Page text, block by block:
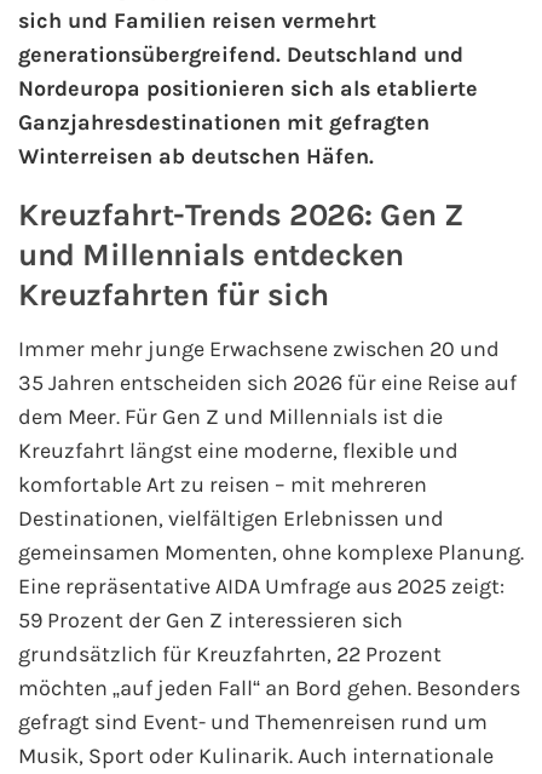
AIDA Kanaren & Madeira
AIDA Nordeuropa
AIDA Westeuropa
AIDA Ostsee
AIDA Orient
AIDA Adria
AIDA Nordamerika
AIDA Südostasien
AIDA Weltreisen
Alle AIDA Häfen
Mein Schiff Reiseziele
sich und Familien reisen vermehrt
generationsübergreifend. Deutschland und
Nordeuropa positionieren sich als etablierte
Ganzjahresdestinationen mit gefragten
Winterreisen ab deutschen Häfen.
Kreuzfahrt-Trends 2026: Gen Z
und Millennials entdecken
Kreuzfahrten für sich
Immer mehr junge Erwachsene zwischen 20 und
35 Jahren entscheiden sich 2026 für eine Reise auf
dem Meer. Für Gen Z und Millennials ist die
Kreuzfahrt längst eine moderne, flexible und
komfortable Art zu reisen – mit mehreren
Destinationen, vielfältigen Erlebnissen und
gemeinsamen Momenten, ohne komplexe Planung.
Eine repräsentative AIDA Umfrage aus 2025 zeigt:
59 Prozent der Gen Z interessieren sich
grundsätzlich für Kreuzfahrten, 22 Prozent
möchten „auf jeden Fall“ an Bord gehen. Besonders
gefragt sind Event- und Themenreisen rund um
Musik, Sport oder Kulinarik. Auch internationale